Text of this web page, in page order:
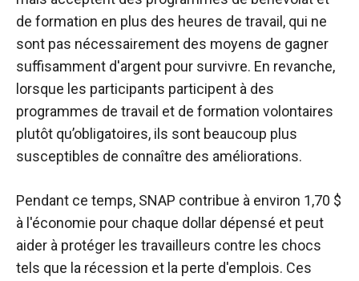
de formation en plus des heures de travail, qui ne
sont pas nécessairement des moyens de gagner
suffisamment d'argent pour survivre. En revanche,
lorsque les participants participent à des
programmes de travail et de formation volontaires
plutôt qu’obligatoires, ils sont beaucoup plus
susceptibles de connaître des améliorations.
Pendant ce temps, SNAP contribue à environ 1,70 $
à l'économie pour chaque dollar dépensé et peut
aider à protéger les travailleurs contre les chocs
tels que la récession et la perte d'emplois. Ces